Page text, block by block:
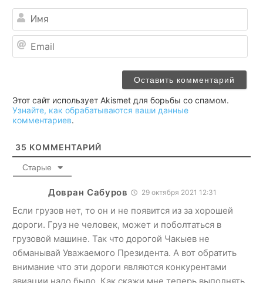
Этот сайт использует Akismet для борьбы со спамом.
Узнайте, как обрабатываются ваши данные
комментариев.
35 КОММЕНТАРИЙ
Старые
Довран Сабуров 29 октября 2021 12:31
Если грузов нет, то он и не появится из за хорошей
дороги. Груз не человек, может и поболтаться в
грузовой машине. Так что дорогой Чакыев не
обманывай Уважаемого Президента. А вот обратить
внимание что эти дороги являются конкурентами